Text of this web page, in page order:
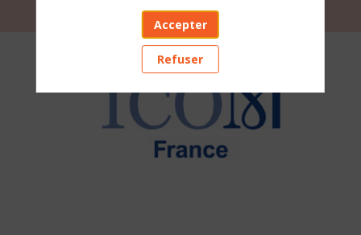
FRANCE
Accepter
Refuser